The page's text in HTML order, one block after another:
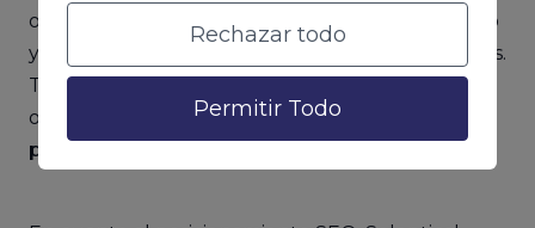
Rechazar todo
Permitir Todo
organizado, categorizando los productos por tipo
y uso, lo que facilita la búsqueda para los usuarios.
También cuentan con una sección destacada de
ofertas y promociones, atrayendo a clientes
potenciales con descuentos atractivos